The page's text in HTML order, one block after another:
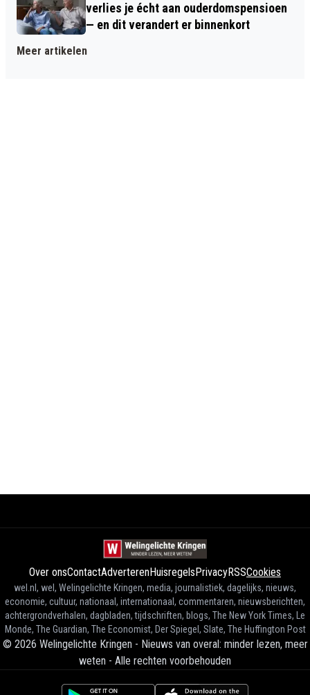
verlies je écht aan ouderdomspensioen
— en dit verandert er binnenkort
Meer artikelen
Over onsContactAdverterenHuisregels PrivacyRSSCookies
wel.nl, wel, Welingelichte Kringen, media, journalistiek, dagelijks, nieuws,
economie, cultuur, nationaal, internationaal, commentaren, nieuwsberichten,
achtergrondverhalen, dagbladen, tijdschriften, blogs, The New York Times, Le
Monde, The Guardian, The Economist, Der Spiegel, Slate, The Huffington Post
© 2026 Welingelichte Kringen - Nieuws van overal: minder lezen, meer
weten - Alle rechten voorbehouden